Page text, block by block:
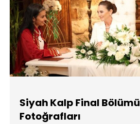
Siyah Kalp Final Bölümü
Fotoğrafları